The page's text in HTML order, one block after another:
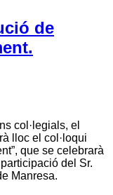
de
col·legials, el
lloc el col·loqui
que se celebrarà
del Sr.
Manresa.